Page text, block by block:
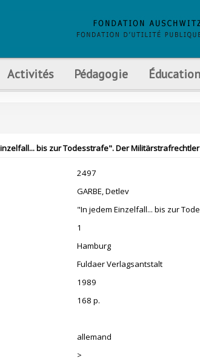
Activités Pédagogie
bis zur Todesstrafe". Der
2497
GARBE, Detlev
"In jedem Einzelfall... bis zur
1
Hamburg
Fuldaer Verlagsantstalt
1989
168 p.
allemand
>